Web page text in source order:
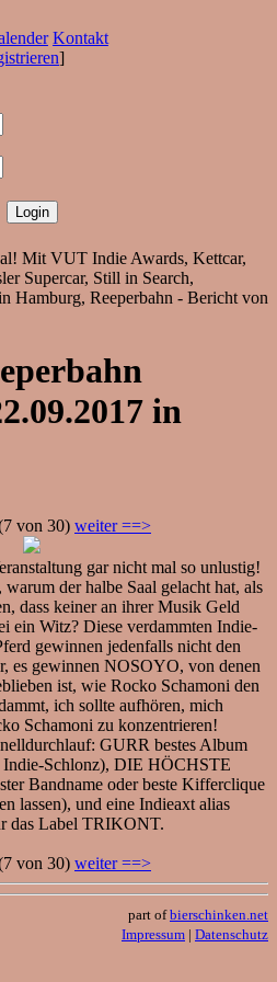
Kontakt
]
Mit VUT Indie Awards, Kettcar,
Supercar, Still in Search,
Hamburg, Reeperbahn - Bericht von
in
von 30) weiter ==>
gar nicht mal so unlustig!
der halbe Saal gelacht hat, als
dass keiner an ihrer Musik Geld
ein Witz? Diese verdammten Indie-
gewinnen jedenfalls nicht den
es gewinnen NOSOYO, von denen
ist, wie Rocko Schamoni den
ich sollte aufhören, mich
Schamoni zu konzentrieren!
GURR bestes Album
Schlonz), DIE HÖCHSTE
Bandname oder beste Kifferclique
lassen), und eine Indieaxt alias
das Label TRIKONT.
von 30) weiter ==>
part ofbierschinken.net
Impressum | Datenschutz